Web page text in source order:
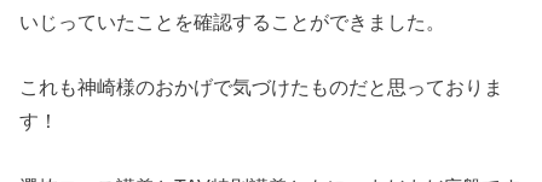
いじっていたことを確認することができました。
これも神崎様のおかげで気づけたものだと思っておりま
す！